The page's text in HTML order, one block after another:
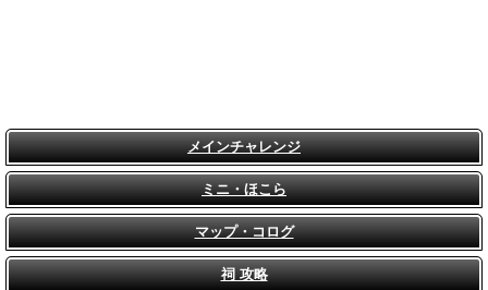
メインチャレンジ
ミニ・ほこら
マップ・コログ
祠 攻略